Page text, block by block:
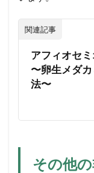
関連記事
アフィオセ
〜卵生メダ
法〜
その他